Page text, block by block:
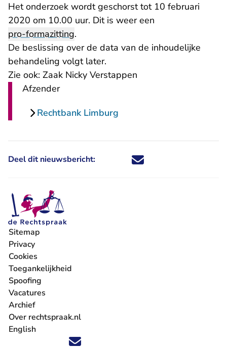
Het onderzoek wordt geschorst tot 10 februari
2020 om 10.00 uur. Dit is weer een
pro-formazitting.
De beslissing over de data van de inhoudelijke
behandeling volgt later.
Zie ook: Zaak Nicky Verstappen
Afzender
Rechtbank Limburg
Deel dit nieuwsbericht: Deel dit nieuwsbericht via X -
Deel dit nieuwsbericht via
Deel dit nieuwsbericht
Deel dit
Volg ons op X (Twitter) - U verlaat Rechtspraak.nl
Volg ons op Facebook - U verlaat Rechtspraak.nl
Volg ons op Instagram - U verlaat Rechtspraak.nl
Volg ons op Youtube - U verlaat Rechtspraak.nl
Volg ons op LinkedIn - U verlaat
'Blijf op de hoogte' nieuwsbrief - U verlaat
Sitemap
Privacy
Cookies
Toegankelijkheid
Spoofing
Vacatures
- U verlaat Rechtspraak.nl
Archief
Over rechtspraak.nl
English